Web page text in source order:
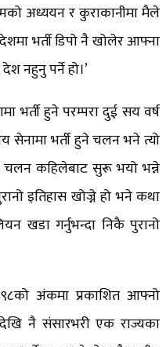
अध्ययन र कुराकानीमा मैले
भर्ती डिपो नै खोलेर आफ्ना
नहुनु पर्ने हो।’
भर्ती हुने परम्परा दुई सय वर्ष
सेनामा भर्ती हुने चलन भने त्यो
चलन कहिलेबाट सुरू भयो भन्ने
इतिहास खोज्ने हो भने कथा
खडा गर्नुभन्दा निकै पुरानो
अंकमा प्रकाशित आफ्नो
नै संसारभरी एक राज्यका